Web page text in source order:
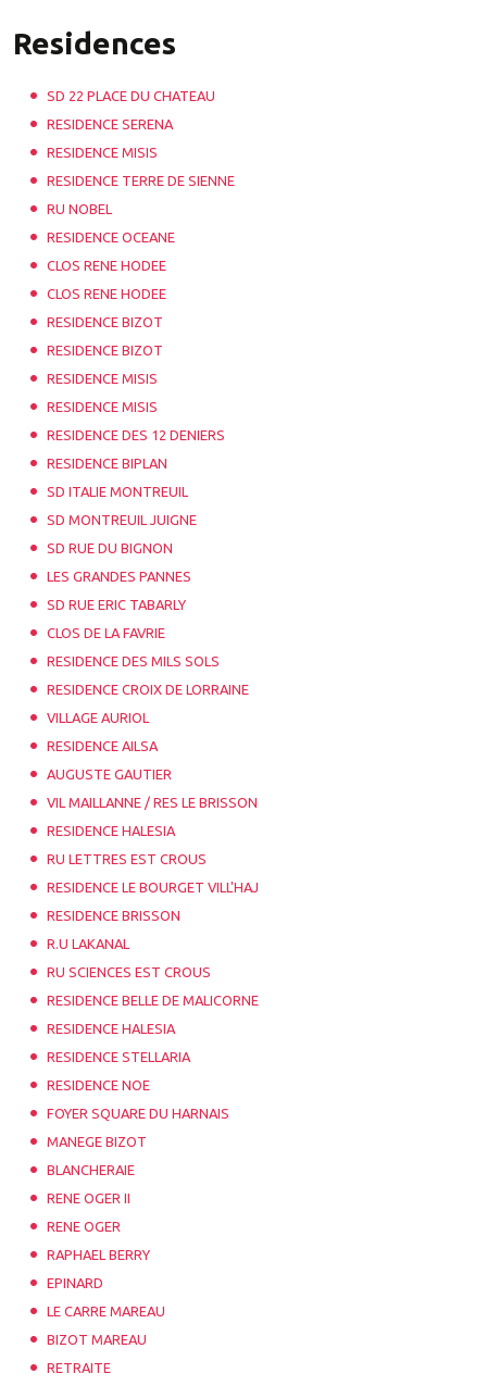
Residences
SD 22 PLACE DU CHATEAU
RESIDENCE SERENA
RESIDENCE MISIS
RESIDENCE TERRE DE SIENNE
RU NOBEL
RESIDENCE OCEANE
CLOS RENE HODEE
CLOS RENE HODEE
RESIDENCE BIZOT
RESIDENCE BIZOT
RESIDENCE MISIS
RESIDENCE MISIS
RESIDENCE DES 12 DENIERS
RESIDENCE BIPLAN
SD ITALIE MONTREUIL
SD MONTREUIL JUIGNE
SD RUE DU BIGNON
LES GRANDES PANNES
SD RUE ERIC TABARLY
CLOS DE LA FAVRIE
RESIDENCE DES MILS SOLS
RESIDENCE CROIX DE LORRAINE
VILLAGE AURIOL
RESIDENCE AILSA
AUGUSTE GAUTIER
VIL MAILLANNE / RES LE BRISSON
RESIDENCE HALESIA
RU LETTRES EST CROUS
RESIDENCE LE BOURGET VILL'HAJ
RESIDENCE BRISSON
R.U LAKANAL
RU SCIENCES EST CROUS
RESIDENCE BELLE DE MALICORNE
RESIDENCE HALESIA
RESIDENCE STELLARIA
RESIDENCE NOE
FOYER SQUARE DU HARNAIS
MANEGE BIZOT
BLANCHERAIE
RENE OGER II
RENE OGER
RAPHAEL BERRY
EPINARD
LE CARRE MAREAU
BIZOT MAREAU
RETRAITE